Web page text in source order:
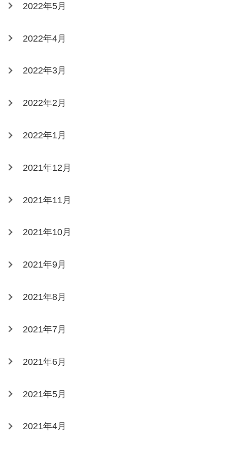
2022年5月
2022年4月
2022年3月
2022年2月
2022年1月
2021年12月
2021年11月
2021年10月
2021年9月
2021年8月
2021年7月
2021年6月
2021年5月
2021年4月